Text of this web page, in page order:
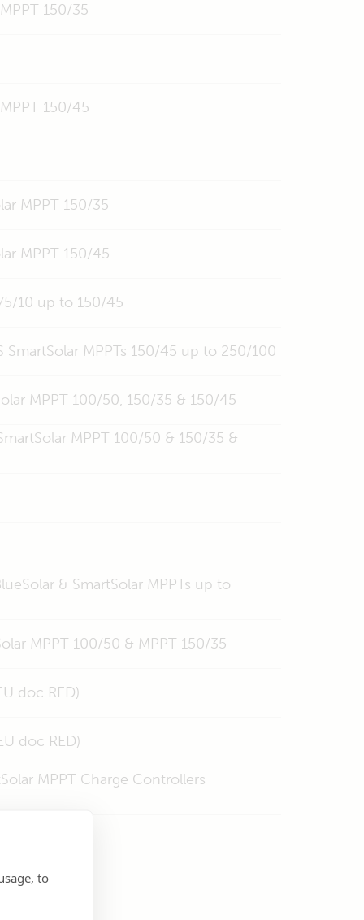
to
150/35
150/45
MPPT 150/35
MPPT 150/45
10 up to 150/45
MPPTs 150/45 up to 250/100
MPPT 100/50, 150/35 & 150/45
MPPT 100/50 & 150/35 &
& SmartSolar MPPTs up to
MPPT 100/50 & MPPT 150/35
doc RED)
doc RED)
MPPT Charge Controllers